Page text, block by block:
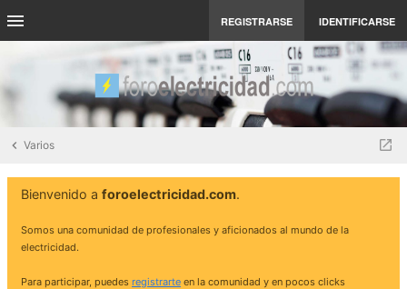
REGISTRARSE IDENTIFICARSE
Varios
Bienvenido a foroelectricidad.com.
Somos una comunidad de profesionales y aficionados al mundo de la
electricidad.
Para participar, puedes registrarte en la comunidad y en pocos clicks